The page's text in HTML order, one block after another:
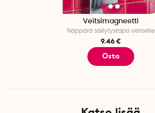
Veitsimagneetti
Näppärä säilytystapa veitselle
9.46 €
Osta